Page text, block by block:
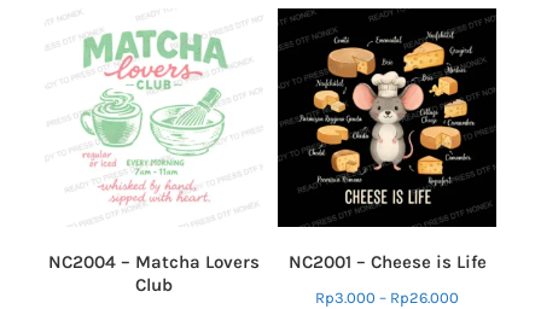
NC2004 – Matcha Lovers
Club
NC2001 – Cheese is Life
Rp3.000 – Rp26.000